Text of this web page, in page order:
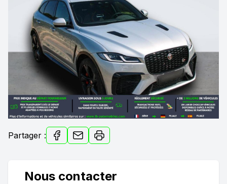
Partager :
Nous contacter